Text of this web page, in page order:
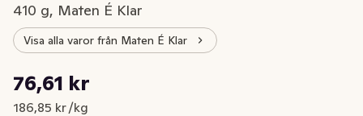
410 g, Maten É Klar
Visa alla varor från Maten É Klar
Nuvarande pris är: 76,61 kr
76,61 kr
186,85 kr /kg
Styckpris: 186,85 kr /kg